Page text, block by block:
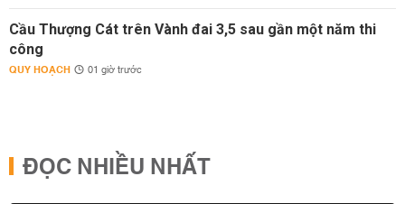
Cầu Thượng Cát trên Vành đai 3,5 sau gần một năm thi
công
QUY HOẠCH 01 giờ trước
ĐỌC NHIỀU NHẤT